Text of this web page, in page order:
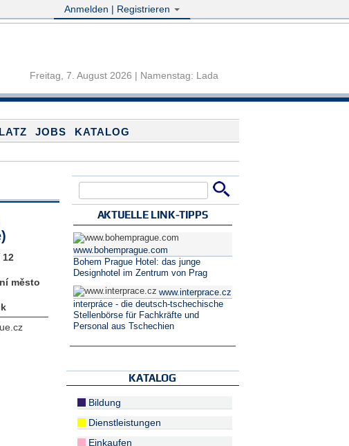
Anmelden | Registrieren
Freitag, 7. August 2026 | Namenstag: Lada
JOBS
KATALOG
12
město
AKTUELLE LINK-TIPPS
www.bohemprague.com
Bohem Prague Hotel: das junge
Designhotel im Zentrum von Prag
www.interprace.cz
interpráce - die deutsch-tschechische
Stellenbörse für Fachkräfte und
Personal aus Tschechien
KATALOG
Bildung
Dienstleistungen
Einkaufen